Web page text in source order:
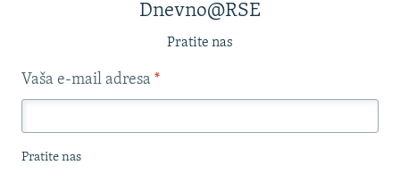
Dnevno@RSE
Pratite nas
Vaša e-mail adresa *
Pratite nas